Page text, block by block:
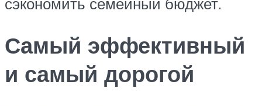
Самый эффективный
и самый дорогой